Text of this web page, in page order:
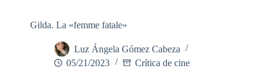
Gilda. La «femme fatale»
Luz Ángela Gómez Cabeza
05/21/2023
Crítica de cine